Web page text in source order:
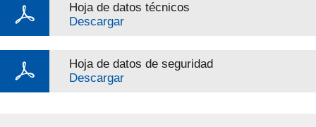
Hoja de datos técnicos
Descargar
Hoja de datos de seguridad
Descargar